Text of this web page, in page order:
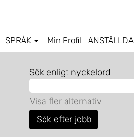
SPRÅK Min Profil ANSTÄLLDA
Sök enligt nyckelord
Visa fler alternativ